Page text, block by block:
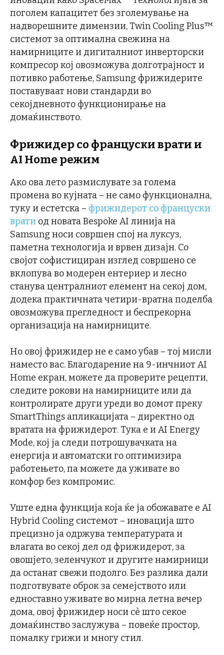
поголем капацитет без зголемување на
надворешните димензии, Twin Cooling Plus™
системот за оптимална свежина на
намирниците и дигиталниот инверторски
компресор кој овозможува долготрајност и
потивко работење, Samsung фрижидерите
поставуваат нови стандарди во
секојдневното функционирање на
домаќинството.
Фрижидер со француски врати и
AI Home режим
Ако ова лето размислувате за голема
промена во кујната – не само функционална,
туку и естетска – фрижидерот со француски
врати од новата Bespoke AI линија на
Samsung носи совршен спој на луксуз,
паметна технологија и врвен дизајн. Со
својот софистициран изглед совршено се
вклопува во модерен ентериер и лесно
станува централниот елемент на секој дом,
додека практичната четири-вратна поделба
овозможува прегледност и беспрекорна
организација на намирниците.
Но овој фрижидер не е само убав – тој мисли
наместо вас. Благодарение на 9-инчниот AI
Home екран, можете да проверите рецепти,
следите рокови на намирниците или да
контролирате други уреди во домот преку
SmartThings апликацијата – директно од
вратата на фрижидерот. Тука е и AI Energy
Mode, кој ја следи потрошувачката на
енергија и автоматски го оптимизира
работењето, па можете да уживате во
комфор без компромис.
Уште една функција која ќе ја обожавате е AI
Hybrid Cooling системот – иновација што
прецизно ја одржува температурата и
влагата во секој дел од фрижидерот, за
овошјето, зеленчукот и другите намирници
да останат свежи подолго. Без разлика дали
подготвувате оброк за семејството или
едноставно уживате во мирна летна вечер
дома, овој фрижидер носи сè што секое
домаќинство заслужува – повеќе простор,
помалку грижи и многу стил.